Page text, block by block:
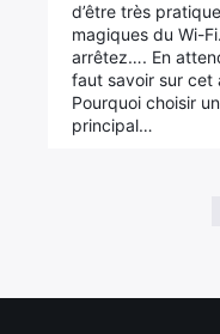
d’être très
magiques du Wi-
arrêtez…. En
faut savoir sur cet
Pourquoi choisir
principal…